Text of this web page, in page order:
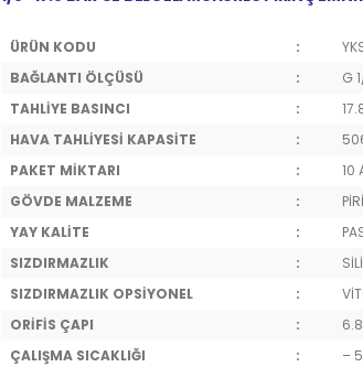
ÜRÜN KODU :
BAĞLANTI ÖLÇÜSÜ
:
G
TAHLİYE BASINCI
:
HAVA TAHLİYESİ KAPASİTE
:
PAKET MİKTARI
:
10
GÖVDE MALZEME
:
YAY KALİTE
:
SIZDIRMAZLIK
:
SIZDIRMAZLIK OPSİYONEL
:
ORİFİS ÇAPI
:
ÇALIŞMA SICAKLIĞI
:
–